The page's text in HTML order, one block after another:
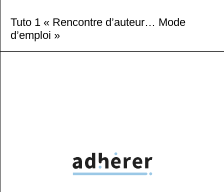
Tuto 1 « Rencontre d’auteur… Mode
d’emploi »